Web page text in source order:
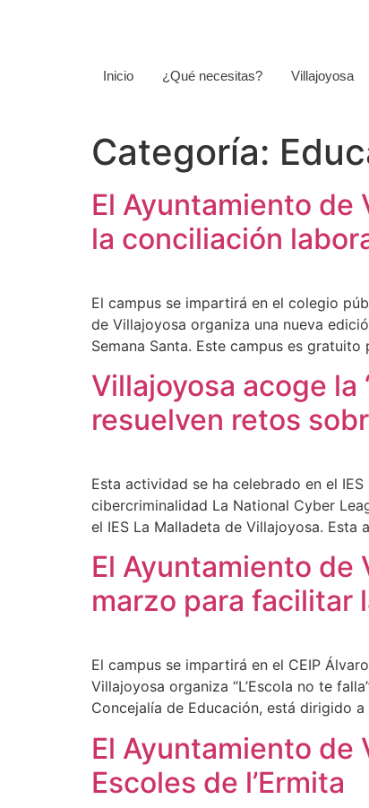
Inicio ¿Qué necesitas? Villajoyosa
Categoría:
El Ayuntamiento de
la conciliación
El campus se impartirá en el colegio
de Villajoyosa organiza una nueva
Semana Santa. Este campus es
Villajoyosa acoge la
resuelven retos
Esta actividad se ha celebrado en el
cibercriminalidad La National Cyber
el IES La Malladeta de Villajoyosa. Esta
El Ayuntamiento de
marzo para facilitar
El campus se impartirá en el CEIP
Villajoyosa organiza “L’Escola no te
Concejalía de Educación, está dirigido
El Ayuntamiento de
Escoles de l’Ermita